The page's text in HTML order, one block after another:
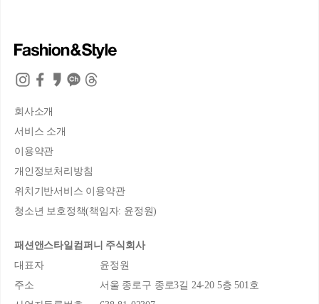
회사소개
서비스 소개
이용약관
개인정보처리방침
위치기반서비스 이용약관
청소년 보호정책(책임자: 윤정원)
패션앤스타일컴퍼니 주식회사
대표자
윤정원
주소
서울 종로구 종로3길 24-20 5층 501호